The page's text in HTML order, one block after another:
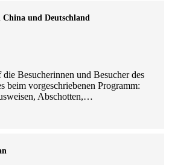
und Deutschland
Besucherinnen und Besucher des
beim vorgeschriebenen Programm:
Abschotten,…